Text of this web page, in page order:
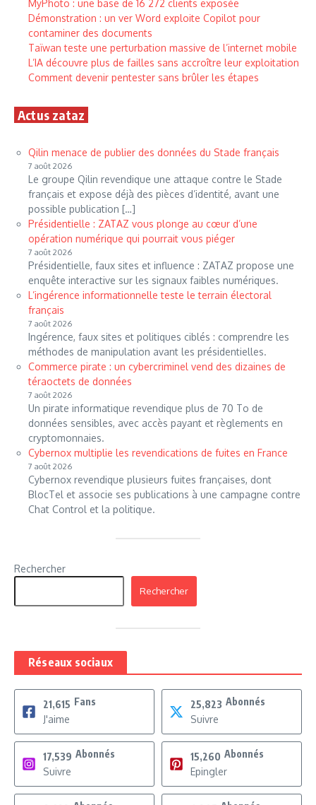
MyPhoto : une base de 16 272 clients exposée
Démonstration : un ver Word exploite Copilot pour
contaminer des documents
Taïwan teste une perturbation massive de l’internet mobile
L’IA découvre plus de failles sans accroître leur exploitation
Comment devenir pentester sans brûler les étapes
Actus zataz
Qilin menace de publier des données du Stade français
7 août 2026
Le groupe Qilin revendique une attaque contre le Stade
français et expose déjà des pièces d’identité, avant une
possible publication […]
Présidentielle : ZATAZ vous plonge au cœur d’une
opération numérique qui pourrait vous piéger
7 août 2026
Présidentielle, faux sites et influence : ZATAZ propose une
enquête interactive sur les signaux faibles numériques.
L’ingérence informationnelle teste le terrain électoral
français
7 août 2026
Ingérence, faux sites et politiques ciblés : comprendre les
méthodes de manipulation avant les présidentielles.
Commerce pirate : un cybercriminel vend des dizaines de
téraoctets de données
7 août 2026
Un pirate informatique revendique plus de 70 To de
données sensibles, avec accès payant et règlements en
cryptomonnaies.
Cybernox multiplie les revendications de fuites en France
7 août 2026
Cybernox revendique plusieurs fuites françaises, dont
BlocTel et associe ses publications à une campagne contre
Chat Control et la politique.
Rechercher
Rechercher
Réseaux sociaux
21,615 Fans
J'aime
25,823 Abonnés
Suivre
17,539 Abonnés
Suivre
15,260 Abonnés
Epingler